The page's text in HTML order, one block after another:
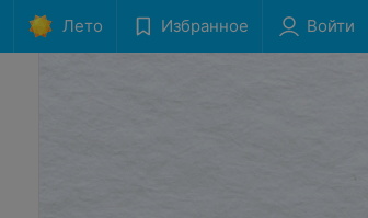
Лето Избранное Войти